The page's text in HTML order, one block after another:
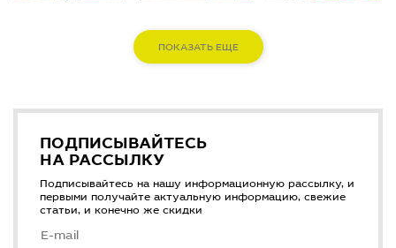
ПОКАЗАТЬ ЕЩЕ
ПОДПИСЫВАЙТЕСЬ
НА РАССЫЛКУ
Подписывайтесь на нашу информационную рассылку, и
первыми получайте актуальную информацию, свежие
статьи, и конечно же скидки